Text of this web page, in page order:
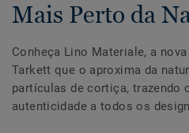
Mais Perto da
Conheça Lino Materiale, a
Tarkett que o aproxima da
partículas de cortiça, trazendo
autenticidade a todos os